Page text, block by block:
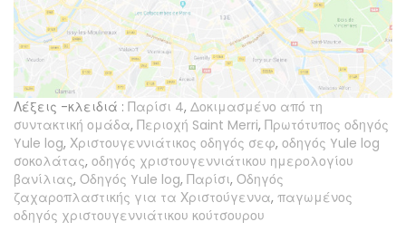
Λέξεις -κλειδιά : Παρίσι 4, Δοκιμασμένο από τη
συντακτική ομάδα, Περιοχή Saint Merri, Πρωτότυπος οδηγός
Yule log, Χριστουγεννιάτικος οδηγός σεφ, οδηγός Yule log
σοκολάτας, οδηγός χριστουγεννιάτικου ημερολογίου
βανίλιας, Οδηγός Yule log, Παρίσι, Οδηγός
ζαχαροπλαστικής για τα Χριστούγεννα, παγωμένος
οδηγός χριστουγεννιάτικου κούτσουρου